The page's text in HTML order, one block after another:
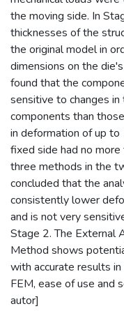
the moving side. In
thicknesses of the
the original model in
dimensions on the
found that the
sensitive to changes
components than
in deformation of up
fixed side had no
three methods in the
concluded that the
consistently lower
and is not very
Stage 2. The External
Method shows
with accurate results
FEM, ease of use and
autor]